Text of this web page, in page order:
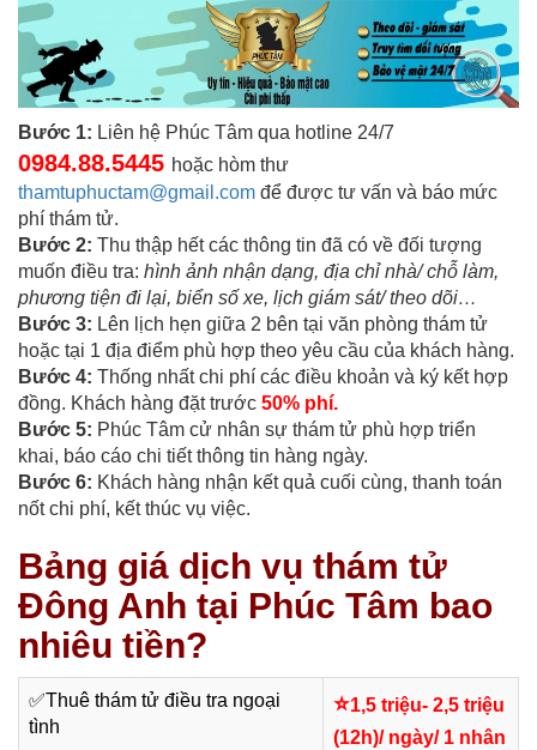
Bước 1: Liên hệ Phúc Tâm qua hotline 24/7
0984.88.5445 hoặc hòm thư
thamtuphuctam@gmail.com để được tư vấn và báo mức
phí thám tử.
Bước 2: Thu thập hết các thông tin đã có về đối tượng
muốn điều tra: hình ảnh nhận dạng, địa chỉ nhà/ chỗ làm,
phương tiện đi lại, biển số xe, lịch giám sát/ theo dõi…
Bước 3: Lên lịch hẹn giữa 2 bên tại văn phòng thám tử
hoặc tại 1 địa điểm phù hợp theo yêu cầu của khách hàng.
Bước 4: Thống nhất chi phí các điều khoản và ký kết hợp
đồng. Khách hàng đặt trước 50% phí.
Bước 5: Phúc Tâm cử nhân sự thám tử phù hợp triển
khai, báo cáo chi tiết thông tin hàng ngày.
Bước 6: Khách hàng nhận kết quả cuối cùng, thanh toán
nốt chi phí, kết thúc vụ việc.
Bảng giá dịch vụ thám tử
Đông Anh tại Phúc Tâm bao
nhiêu tiền?
✅Thuê thám tử điều tra ngoại
tình
⭐1,5 triệu- 2,5 triệu
(12h)/ ngày/ 1 nhân